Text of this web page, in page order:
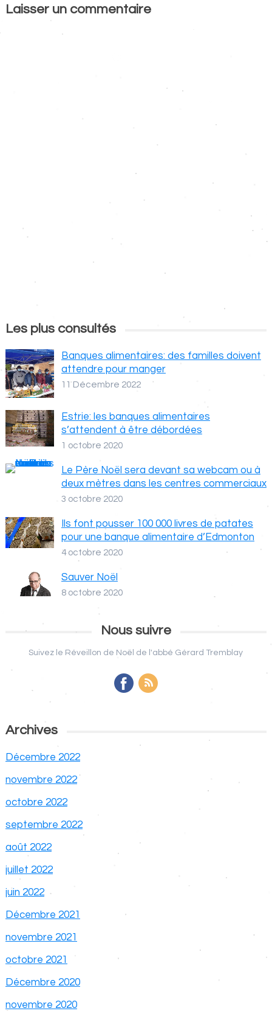
Laisser un commentaire
Les plus consultés
Banques alimentaires: des familles doivent
attendre pour manger
11 Décembre 2022
Estrie: les banques alimentaires
s’attendent à être débordées
1 octobre 2020
Le Père Noël sera devant sa webcam ou à
deux mètres dans les centres commerciaux
3 octobre 2020
Ils font pousser 100 000 livres de patates
pour une banque alimentaire d’Edmonton
4 octobre 2020
Sauver Noël
8 octobre 2020
Nous suivre
Suivez le Réveillon de Noël de l'abbé Gérard Tremblay
Archives
Décembre 2022
novembre 2022
octobre 2022
septembre 2022
août 2022
juillet 2022
juin 2022
Décembre 2021
novembre 2021
octobre 2021
Décembre 2020
novembre 2020